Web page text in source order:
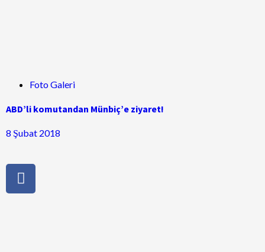
Foto Galeri
ABD’li komutandan Münbiç’e ziyaret!
8 Şubat 2018